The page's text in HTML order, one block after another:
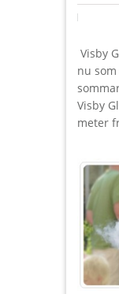
Visby
nu
Visby
meter